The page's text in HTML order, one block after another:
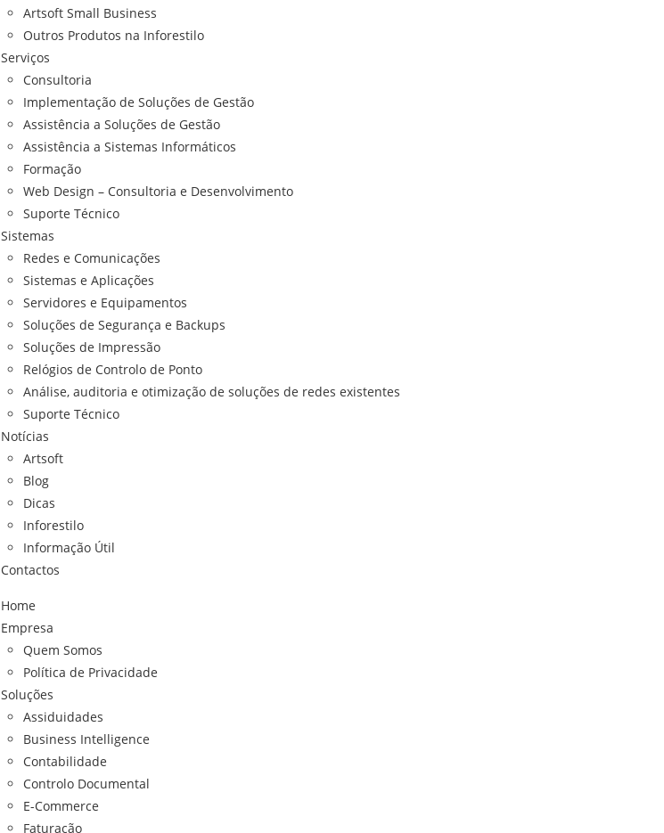
Artsoft Small Business
Outros Produtos na Inforestilo
Serviços
Consultoria
Implementação de Soluções de Gestão
Assistência a Soluções de Gestão
Assistência a Sistemas Informáticos
Formação
Web Design – Consultoria e Desenvolvimento
Suporte Técnico
Sistemas
Redes e Comunicações
Sistemas e Aplicações
Servidores e Equipamentos
Soluções de Segurança e Backups
Soluções de Impressão
Relógios de Controlo de Ponto
Análise, auditoria e otimização de soluções de redes existentes
Suporte Técnico
Notícias
Artsoft
Blog
Dicas
Inforestilo
Informação Útil
Contactos
Home
Empresa
Quem Somos
Política de Privacidade
Soluções
Assiduidades
Business Intelligence
Contabilidade
Controlo Documental
E-Commerce
Faturação